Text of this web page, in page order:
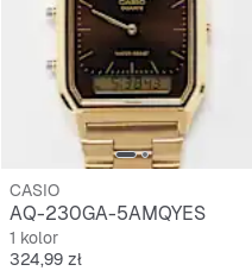
CASIO
AQ-230GA-5AMQYES
1 kolor
Cena
324,99 zł